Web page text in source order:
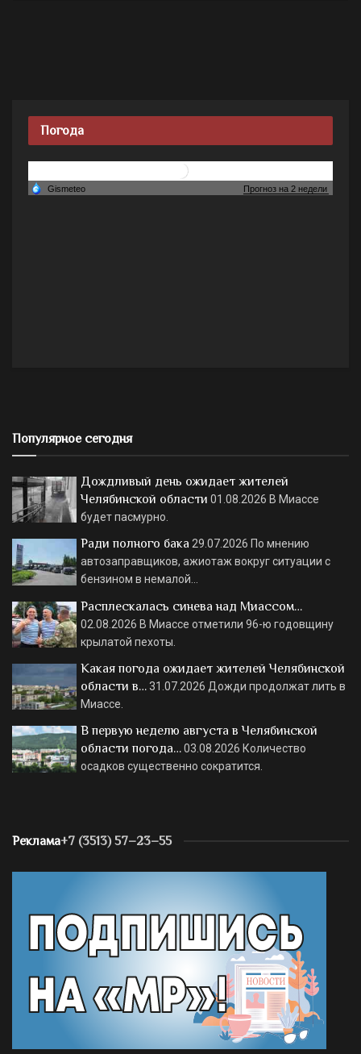
Погода
Популярное сегодня
Дождливый день ожидает жителей
Челябинской области 01.08.2026 В Миассе
будет пасмурно.
Ради полного бака 29.07.2026 По мнению
автозаправщиков, ажиотаж вокруг ситуации с
бензином в немалой…
Расплескалась синева над Миассом…
02.08.2026 В Миассе отметили 96-ю годовщину
крылатой пехоты.
Какая погода ожидает жителей Челябинской
области в…31.07.2026 Дожди продолжат лить в
Миассе.
В первую неделю августа в Челябинской
области погода…03.08.2026 Количество
осадков существенно сократится.
Реклама+7 (3513) 57–23–55